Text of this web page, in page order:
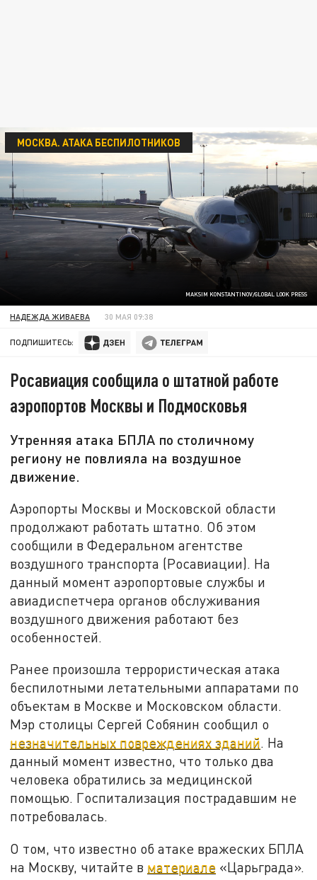
MAKSIM KONSTANTINOV/GLOBAL LOOK PRESS
МОСКВА. АТАКА БЕСПИЛОТНИКОВ
НАДЕЖДА ЖИВАЕВА 30 МАЯ 09:38
ПОДПИШИТЕСЬ:
Росавиация сообщила о штатной работе
аэропортов Москвы и Подмосковья
Утренняя атака БПЛА по столичному
региону не повлияла на воздушное
движение.
Аэропорты Москвы и Московской области
продолжают работать штатно. Об этом
сообщили в Федеральном агентстве
воздушного транспорта (Росавиации). На
данный момент аэропортовые службы и
авиадиспетчера органов обслуживания
воздушного движения работают без
особенностей.
Ранее произошла террористическая атака
беспилотными летательными аппаратами по
объектам в Москве и Московском области.
Мэр столицы Сергей Собянин сообщил о
незначительных повреждениях зданий. На
данный момент известно, что только два
человека обратились за медицинской
помощью. Госпитализация пострадавшим не
потребовалась.
О том, что известно об атаке вражеских БПЛА
на Москву, читайте в материале «Царьграда».